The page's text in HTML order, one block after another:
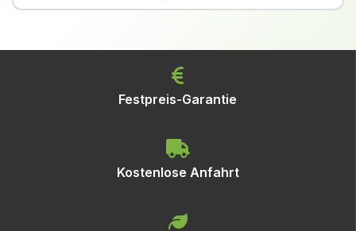
Festpreis-Garantie
Kostenlose Anfahrt